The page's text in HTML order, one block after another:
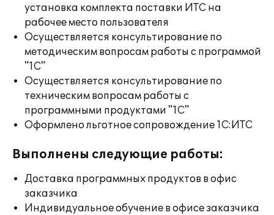
установка комплекта поставки ИТС на
рабочее место пользователя
Осуществляется консультирование по
методическим вопросам работы с программой
"1С"
Осуществляется консультирование по
техническим вопросам работы с
программными продуктами "1С"
Оформлено льготное сопровождение 1С:ИТС
Выполнены следующие работы:
Доставка программных продуктов в офис
заказчика
Индивидуальное обучение в офисе заказчика